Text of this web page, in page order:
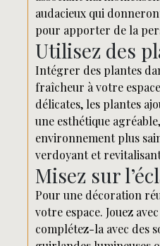
audacieux qui
pour apporter de la
Utilisez des
Intégrer des plantes
fraîcheur à votre
délicates, les plantes
une esthétique
environnement plus
verdoyant et
Misez sur
Pour une décoration
votre espace. Jouez
complétez-la avec des